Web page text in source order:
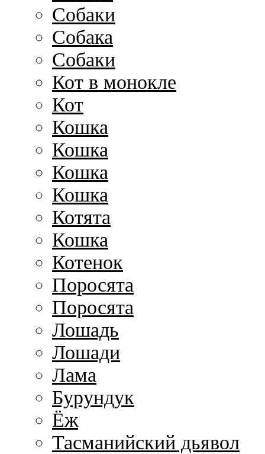
Собаки
Собака
Собаки
Кот в монокле
Кот
Кошка
Кошка
Кошка
Кошка
Котята
Кошка
Котенок
Поросята
Поросята
Лошадь
Лошади
Лама
Бурундук
Ёж
Тасманийский дьявол